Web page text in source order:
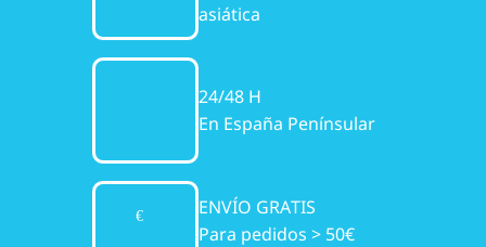
asiática
24/48 H
En España Penínsular
ENVÍO GRATIS
Para pedidos > 50€